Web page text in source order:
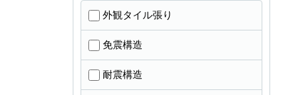
外観タイル張り
免震構造
耐震構造